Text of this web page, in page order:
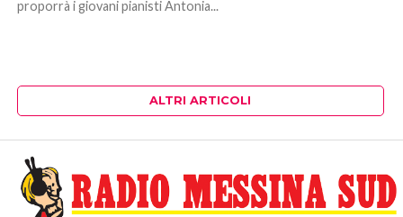
proporrà i giovani pianisti Antonia...
ALTRI ARTICOLI